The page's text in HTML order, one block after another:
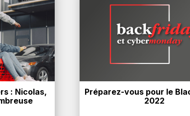
: Nicolas,
Préparez-vous pour le
2022